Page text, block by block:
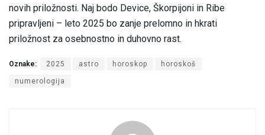
novih priložnosti. Naj bodo Device, Škorpijoni in Ribe
pripravljeni – leto 2025 bo zanje prelomno in hkrati
priložnost za osebnostno in duhovno rast.
Oznake: 2025 astro horoskop horoskoš
numerologija